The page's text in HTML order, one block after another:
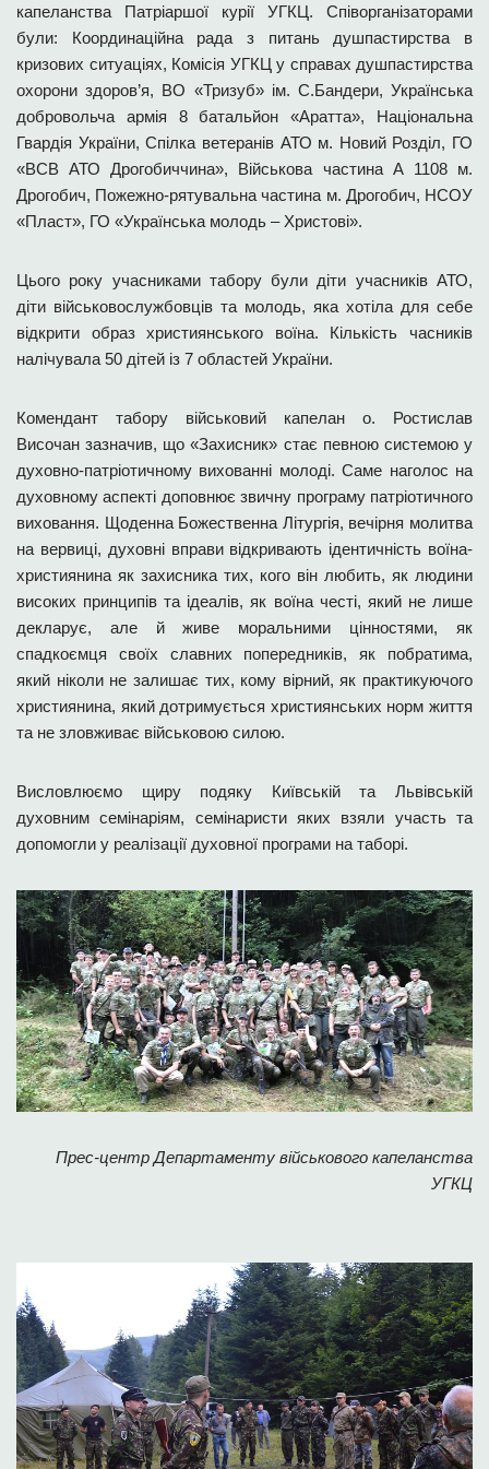
капеланства Патріаршої курії УГКЦ. Співорганізаторами
були: Координаційна рада з питань душпастирства в
кризових ситуаціях, Комісія УГКЦ у справах душпастирства
охорони здоров’я, ВО «Тризуб» ім. С.Бандери, Українська
добровольча армія 8 батальйон «Аратта», Національна
Гвардія України, Спілка ветеранів АТО м. Новий Розділ, ГО
«ВСВ АТО Дрогобиччина», Військова частина А 1108 м.
Дрогобич, Пожежно-рятувальна частина м. Дрогобич, НСОУ
«Пласт», ГО «Українська молодь – Христові».
Цього року учасниками табору були діти учасників АТО,
діти військовослужбовців та молодь, яка хотіла для себе
відкрити образ християнського воїна. Кількість часників
налічувала 50 дітей із 7 областей України.
Комендант табору військовий капелан о. Ростислав
Височан зазначив, що «Захисник» стає певною системою у
духовно-патріотичному вихованні молоді. Саме наголос на
духовному аспекті доповнює звичну програму патріотичного
виховання. Щоденна Божественна Літургія, вечірня молитва
на вервиці, духовні вправи відкривають ідентичність воїна-
християнина як захисника тих, кого він любить, як людини
високих принципів та ідеалів, як воїна честі, який не лише
декларує, але й живе моральними цінностями, як
спадкоємця своїх славних попередників, як побратима,
який ніколи не залишає тих, кому вірний, як практикуючого
християнина, який дотримується християнських норм життя
та не зловживає військовою силою.
Висловлюємо щиру подяку Київській та Львівській
духовним семінаріям, семінаристи яких взяли участь та
допомогли у реалізації духовної програми на таборі.
Прес-центр Департаменту військового капеланства
УГКЦ